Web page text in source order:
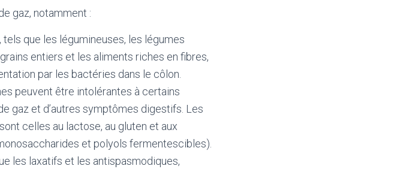
gaz, notamment :
que les légumineuses, les légumes
entiers et les aliments riches en fibres,
par les bactéries dans le côlon.
peuvent être intolérantes à certains
gaz et d’autres symptômes digestifs. Les
celles au lactose, au gluten et aux
et polyols fermentescibles).
les laxatifs et les antispasmodiques,